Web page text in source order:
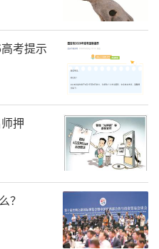
品牌“祥琼酿”，也
县百益木瓜饮品厂。
琼酿”这个名字，分
“投我以木瓜，报之
字。提醒自己木瓜的
求。
最大的光皮木瓜生产
木瓜之乡”，还被授
范基地”称号，获国
考提示
押
？